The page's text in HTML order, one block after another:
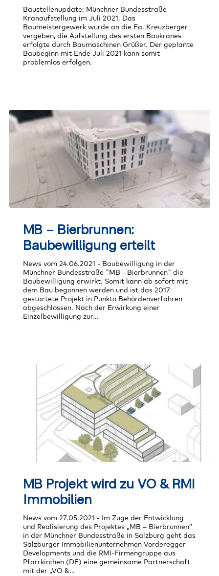
Baustellenupdate: Münchner Bundesstraße -
Kranaufstellung im Juli 2021. Das
Baumeistergewerk wurde an die Fa. Kreuzberger
vergeben, die Aufstellung des ersten Baukranes
erfolgte durch Baumaschinen Grüßer. Der geplante
Baubeginn mit Ende Juli 2021 kann somit
problemlos erfolgen.
Bierbrunnen:
Baubewilligung
erteilt
MB – Bierbrunnen:
Baubewilligung erteilt
News vom 24.06.2021 - Baubewilligung in der
Münchner Bundesstraße "MB - Bierbrunnen" die
Baubewilligung erwirkt. Somit kann ab sofort mit
dem Bau begonnen werden und ist das 2017
gestartete Projekt in Punkto Behördenverfahren
abgeschlossen. Nach der Erwirkung einer
Einzelbewilligung zur…
Immobilien
MB Projekt wird zu VO & RMI
Immobilien
News vom 27.05.2021 - Im Zuge der Entwicklung
und Realisierung des Projektes „MB – Bierbrunnen“
in der Münchner Bundesstraße in Salzburg geht das
Salzburger Immobilienunternehmen Vorderegger
Developments und die RMI-Firmengruppe aus
Pfarrkirchen (DE) eine gemeinsame Partnerschaft
mit der „VO &…